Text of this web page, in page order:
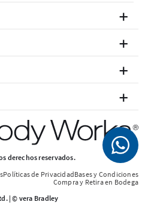
derechos reservados.
Políticas de PrivacidadBases y Condiciones
Compra y Retira en Bodega
| © vera Bradley